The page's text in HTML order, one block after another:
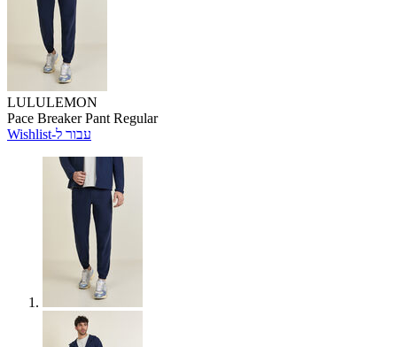
LULULEMON
Pace Breaker Pant Regular
Wishlist-עבור ל